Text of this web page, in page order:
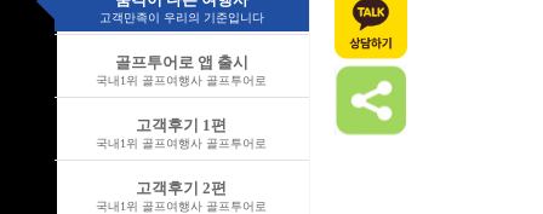
고객만족이 우리의 기준입니다
골프투어로 앱 출시
국내1위 골프여행사 골프투어로
고객후기 1편
국내1위 골프여행사 골프투어로
고객후기 2편
국내1위 골프여행사 골프투어로